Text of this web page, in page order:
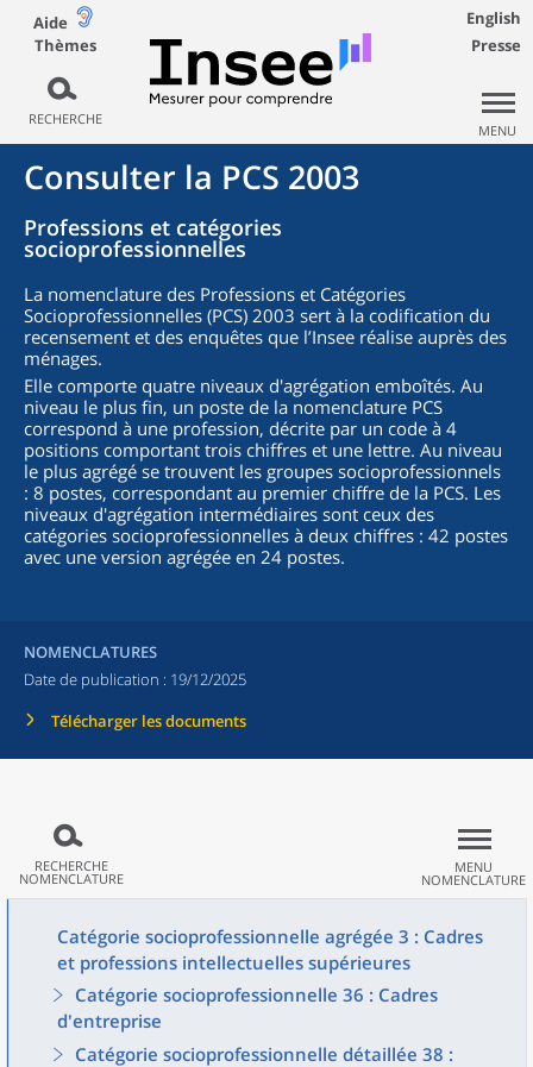
Aide
Thèmes
RECHERCHE
English
Presse
MENU
Consulter la PCS 2003
Professions et catégories
socioprofessionnelles
La nomenclature des Professions et Catégories
Socioprofessionnelles (PCS) 2003 sert à la codification du
recensement et des enquêtes que l’Insee réalise auprès des
ménages.
Elle comporte quatre niveaux d'agrégation emboîtés. Au
niveau le plus fin, un poste de la nomenclature PCS
correspond à une profession, décrite par un code à 4
positions comportant trois chiffres et une lettre. Au niveau
le plus agrégé se trouvent les groupes socioprofessionnels
: 8 postes, correspondant au premier chiffre de la PCS. Les
niveaux d'agrégation intermédiaires sont ceux des
catégories socioprofessionnelles à deux chiffres : 42 postes
avec une version agrégée en 24 postes.
NOMENCLATURES
Date de publication : 19/12/2025
Télécharger les documents
RECHERCHE
NOMENCLATURE
MENU
NOMENCLATURE
Catégorie socioprofessionnelle agrégée 3 : Cadres
et professions intellectuelles supérieures
Catégorie socioprofessionnelle 36 : Cadres
d'entreprise
Catégorie socioprofessionnelle détaillée 38 :